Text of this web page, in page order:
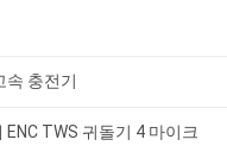
속 충전기
TWS 귀돌기 4 마이크